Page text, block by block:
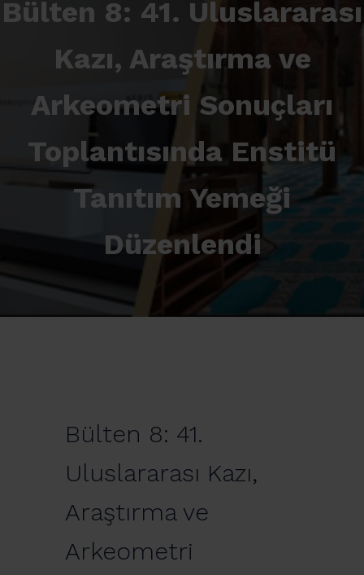
Bülten 8: 41. Uluslararası
Kazı, Araştırma ve
Arkeometri Sonuçları
Toplantısında Enstitü
Tanıtım Yemeği
Düzenlendi
Bülten 8: 41.
Uluslararası Kazı,
Araştırma ve
Arkeometri